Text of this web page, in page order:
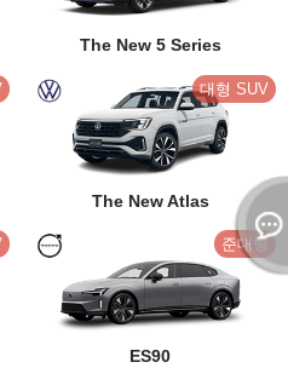
The New 5 Series
대형 SUV
The New Atlas
준대형
ES90